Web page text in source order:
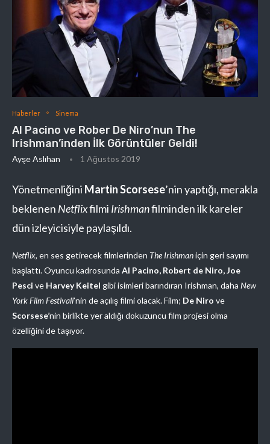
Haberler Sinema
Al Pacino ve Rober De Niro’nun The
Irishman’inden İlk Görüntüler Geldi!
Ayşe Aslıhan 1 Ağustos 2019
Yönetmenliğini Martin Scorsese’nin yaptığı, merakla
beklenen Netflixfilmi Irishmanfilminden ilk kareler
dün izleyicisiyle paylaşıldı.
Netflix, en ses getirecek filmlerinden The Irishmaniçin geri sayımı
başlattı. Oyuncu kadrosunda Al Pacino, Robert de Niro, Joe
Pesci ve Harvey Keitel gibi isimleri barındıran Irishman, daha New
York Film Festivali’nin de açılış filmi olacak. Film; De Niro ve
Scorsese’nin birlikte yer aldığı dokuzuncu film projesi olma
özelliğini de taşıyor.